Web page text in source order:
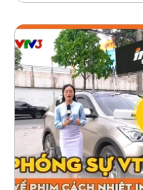
thường hoạt động
kính,...